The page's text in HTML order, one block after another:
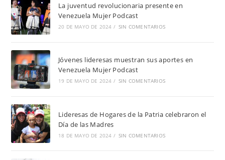
La juventud revolucionaria presente en
Venezuela Mujer Podcast
20 DE MAYO DE 2024 / SIN COMENTARIOS
Jóvenes lideresas muestran sus aportes en
Venezuela Mujer Podcast
19 DE MAYO DE 2024 / SIN COMENTARIOS
Lideresas de Hogares de la Patria celebraron el
Día de las Madres
18 DE MAYO DE 2024 / SIN COMENTARIOS